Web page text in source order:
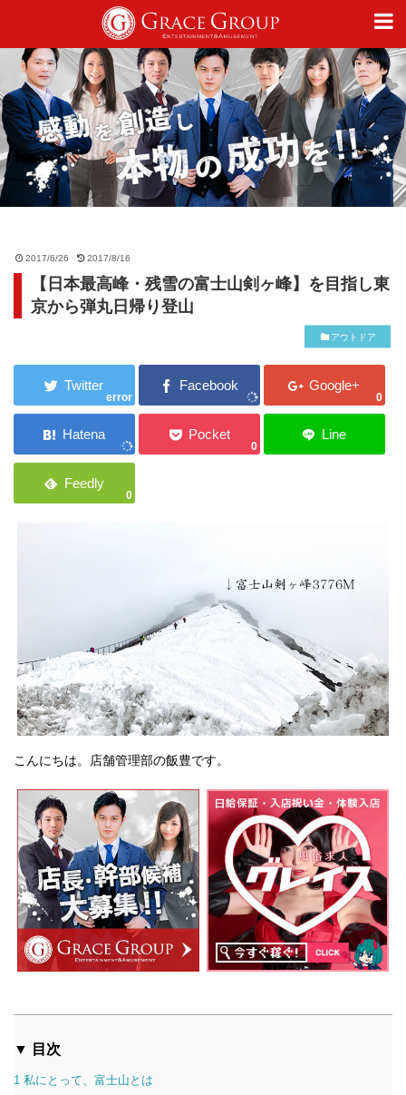
2017/6/26 2017/8/16
【日本最高峰・残雪の富士山剣ヶ峰】を目指し東
京から弾丸日帰り登山
アウトドア
error 0
0
0
こんにちは。店舗管理部の飯豊です。
▼ 目次
1 私にとって、富士山とは
仕事
趣味
ライフスタイル